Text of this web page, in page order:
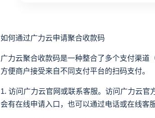
如何通过广力云申请聚合收款码
广力云聚合收款码是一种整合了多个支付渠道
方便商户接受来自不同支付平台的扫码支付。
1. 访问广力云官网或联系客服。访问广力云
会有在线申请入口，也可以通过电话或在线客